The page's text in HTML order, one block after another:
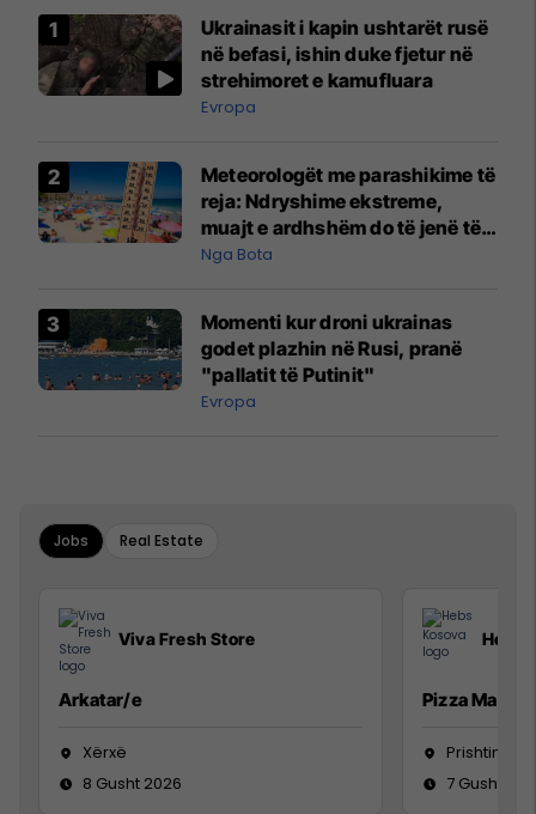
Ukrainasit i kapin ushtarët rusë
në befasi, ishin duke fjetur në
strehimoret e kamufluara
Evropa
Meteorologët me parashikime të
reja: Ndryshime ekstreme,
muajt e ardhshëm do të jenë të
pazakontë
Nga Bota
Momenti kur droni ukrainas
godet plazhin në Rusi, pranë
"pallatit të Putinit"
Evropa
Jobs Real Estate
Viva Fresh Store
Arkatar/e
Xërxë
8 Gusht 2026
Hebs
Pizza Man
Prishtinë
7 Gusht